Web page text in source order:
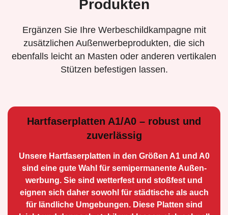
Produkten
Ergänzen Sie Ihre Werbeschildkampagne mit
zusätzlichen Außenwerbeprodukten, die sich
ebenfalls leicht an Masten oder anderen vertikalen
Stützen befestigen lassen.
Hartfaserplatten A1/A0 – robust und
zuverlässig
Unsere Hartfaserplatten in den Größen A1 und A0
sind eine gute Wahl für semiperma­nente Außen­
werbung. Sie sind wetterfest und stoßfest und
eignen sich daher sowohl für städtische als auch
für ländliche Umge­bungen. Diese Platten sind